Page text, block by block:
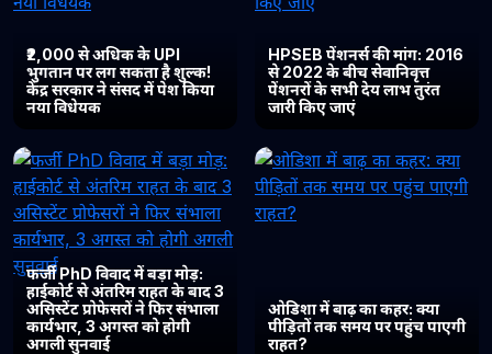
₹2,000 से अधिक के UPI
भुगतान पर लग सकता है शुल्क!
केंद्र सरकार ने संसद में पेश किया
नया विधेयक
HPSEB पेंशनर्स की मांग: 2016
से 2022 के बीच सेवानिवृत्त
पेंशनरों के सभी देय लाभ तुरंत
जारी किए जाएं
फर्जी PhD विवाद में बड़ा मोड़:
हाईकोर्ट से अंतरिम राहत के बाद 3
असिस्टेंट प्रोफेसरों ने फिर संभाला
कार्यभार, 3 अगस्त को होगी
अगली सुनवाई
ओडिशा में बाढ़ का कहर: क्या
पीड़ितों तक समय पर पहुंच पाएगी
राहत?